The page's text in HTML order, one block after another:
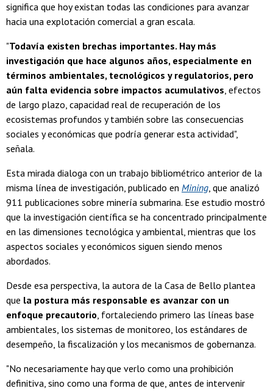
significa que hoy existan todas las condiciones para avanzar
hacia una explotación comercial a gran escala.
"Todavía existen brechas importantes. Hay más
investigación que hace algunos años, especialmente en
términos ambientales, tecnológicos y regulatorios, pero
aún falta evidencia sobre impactos acumulativos, efectos
de largo plazo, capacidad real de recuperación de los
ecosistemas profundos y también sobre las consecuencias
sociales y económicas que podría generar esta actividad",
señala.
Esta mirada dialoga con un trabajo bibliométrico anterior de la
misma línea de investigación, publicado en Mining, que analizó
911 publicaciones sobre minería submarina. Ese estudio mostró
que la investigación científica se ha concentrado principalmente
en las dimensiones tecnológica y ambiental, mientras que los
aspectos sociales y económicos siguen siendo menos
abordados.
Desde esa perspectiva, la autora de la Casa de Bello plantea
que la postura más responsable es avanzar con un
enfoque precautorio, fortaleciendo primero las líneas base
ambientales, los sistemas de monitoreo, los estándares de
desempeño, la fiscalización y los mecanismos de gobernanza.
"No necesariamente hay que verlo como una prohibición
definitiva, sino como una forma de que, antes de intervenir